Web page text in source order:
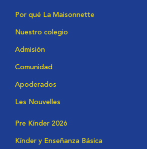
Por qué La Maisonnette
Nuestro colegio
Admisión
Comunidad
Apoderados
Les Nouvelles
Pre Kínder 2026
Kínder y Enseñanza Básica